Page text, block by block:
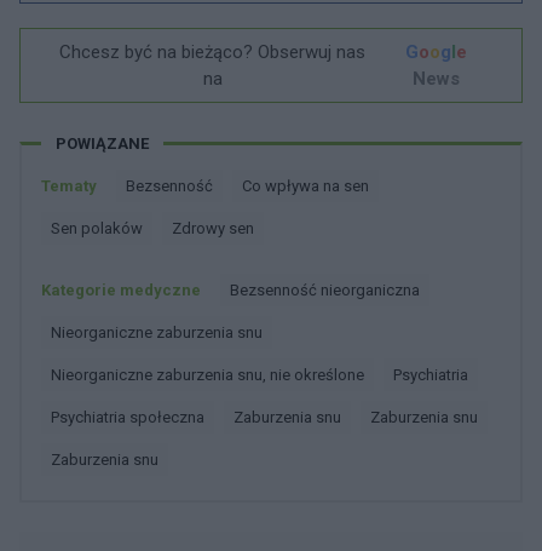
Chcesz być na bieżąco? Obserwuj nas
na
Google
News
POWIĄZANE
Tematy Bezsenność Co wpływa na sen
Sen polaków Zdrowy sen
Kategorie medyczne Bezsenność nieorganiczna
Nieorganiczne zaburzenia snu
Nieorganiczne zaburzenia snu, nie określone Psychiatria
Psychiatria społeczna Zaburzenia snu Zaburzenia snu
Zaburzenia snu